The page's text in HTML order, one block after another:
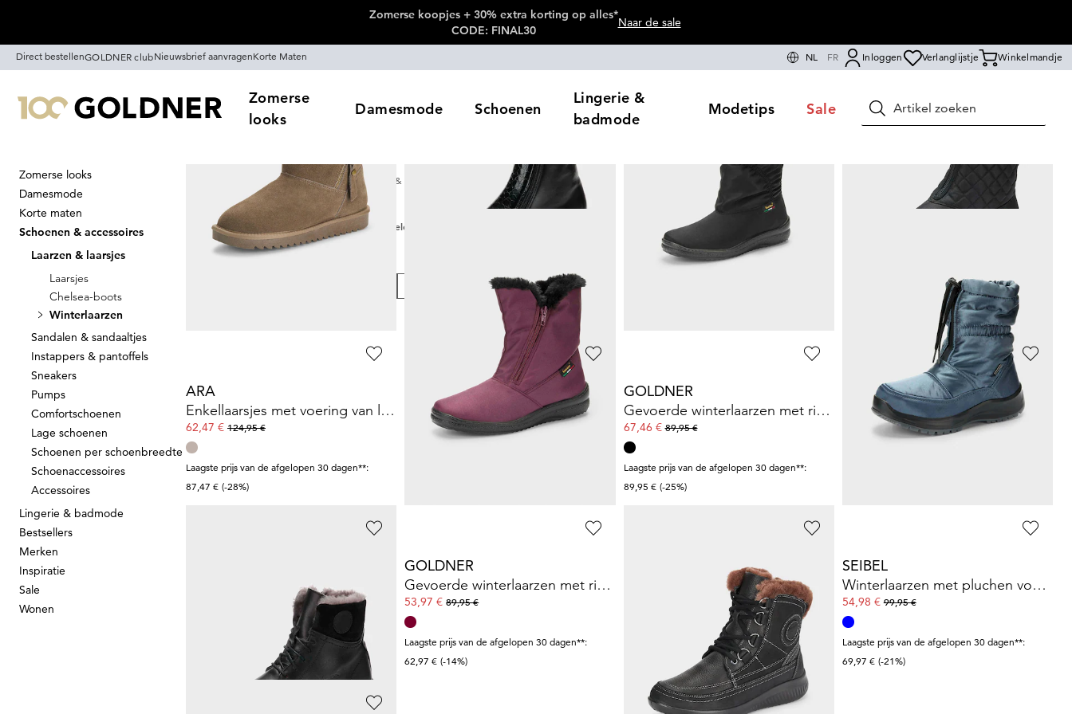
Zomerse koopjes + 30% extra korting op alles*
CODE: FINAL30
Naar de sale
Direct bestellenGOLDNER clubNieuwsbrief aanvragenKorte Maten NL FR Inloggen Verlanglijstje Winkelmandje
Zomerse
looks
Damesmode Schoenen
Lingerie &
badmode
Modetips Sale Zoeken
Zomerse looks
Damesmode
Korte maten
Schoenen & accessoires
Laarzen & laarsjes
Laarsjes
Chelsea-boots
Winterlaarzen
Sandalen & sandaaltjes
Instappers & pantoffels
Sneakers
Pumps
Comfortschoenen
Lage schoenen
Schoenen per schoenbreedte
Schoenaccessoires
Accessoires
Lingerie & badmode
Bestsellers
Merken
Inspiratie
Sale
Wonen
Schoenen & accessoires Laarzen & laarsjes Winterlaarzen
Winterlaarzen artikelen
ARA
Enkellaarsjes met voering van lamsvacht
62,47 € 124,95 €
Laagste prijs van de afgelopen 30 dagen**:
87,47 € (-28%)
FRANKEN SCHUHE
Winterlaarzen van nappaleer
82,47 €149,95 €
GOLDNER
Gevoerde winterlaarzen met ritssluiting
67,46 €89,95 €
Laagste prijs van de afgelopen 30 dagen**:
89,95 € (-25%)
GOLDNER
Winterlaarzen met ruitstiksel
53,97 €89,95 €
Winterlaarzen met lamsvacht
GOLDNER
Gevoerde winterlaarzen met ritssluiting
53,97 €89,95 €
Laagste prijs van de afgelopen 30 dagen**:
62,97 € (-14%)
Laarsjes van leer met lamsvacht
Laagste prijs van de afgelopen 30 dagen**:
SEIBEL
Winterlaarzen met pluchen voering
54,98 €99,95 €
Laagste prijs van de afgelopen 30 dagen**:
69,97 € (-21%)